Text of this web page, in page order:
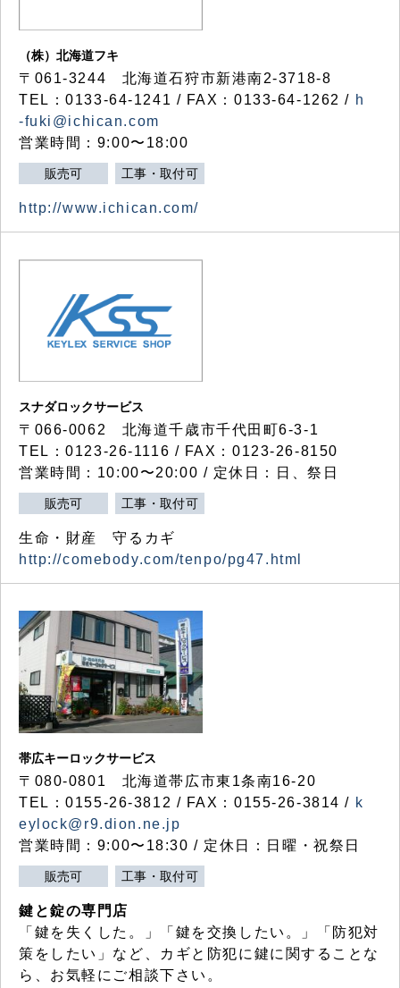
（株）北海道フキ
〒061-3244 北海道石狩市新港南2-3718-8
TEL：0133-64-1241 / FAX：0133-64-1262 / h
-fuki@ichican.com
営業時間：9:00〜18:00
販売可 工事・取付可
http://www.ichican.com/
スナダロックサービス
〒066-0062 北海道千歳市千代田町6-3-1
TEL：0123-26-1116 / FAX：0123-26-8150
営業時間：10:00〜20:00 / 定休日：日、祭日
販売可 工事・取付可
生命・財産 守るカギ
http://comebody.com/tenpo/pg47.html
帯広キーロックサービス
〒080-0801 北海道帯広市東1条南16-20
TEL：0155-26-3812 / FAX：0155-26-3814 / k
eylock@r9.dion.ne.jp
営業時間：9:00〜18:30 / 定休日：日曜・祝祭日
販売可 工事・取付可
鍵と錠の専門店
「鍵を失くした。」「鍵を交換したい。」「防犯対
策をしたい」など、カギと防犯に鍵に関することな
ら、お気軽にご相談下さい。